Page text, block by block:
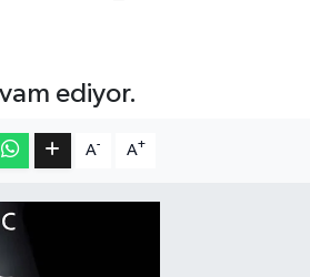
ediyor.
A- A+